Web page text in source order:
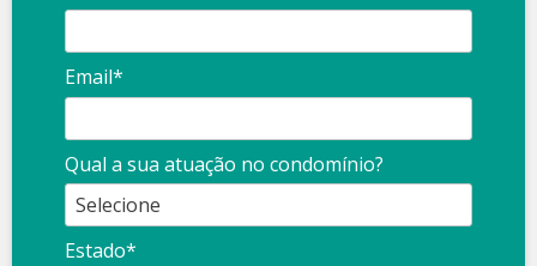
Email*
Qual a sua atuação no condomínio?
Estado*